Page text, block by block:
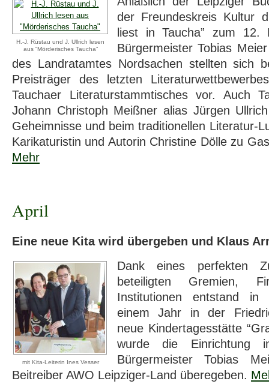
H.-J. Rüstau und J. Ullrich lesen
aus “Mörderisches Taucha”
der Freundeskreis Kultur
liest in Taucha” zum
Bürgermeister Tobias
des Landratamtes Nordsachen stellten sich
Preisträger des letzten
Tauchaer Literaturstammtisches vor. Auch
Johann Christoph Meißner alias Jürgen
Geheimnisse und beim traditionellen Literatur-
Karikaturistin und Autorin Christine Dölle zu
Mehr
April
Eine neue Kita wird übergeben und Klaus
mit Kita-Leiterin Ines Vesser
Dank eines perfekten
beteiligten Gremien,
Institutionen entstand
einem Jahr in der
neue Kindertagesstätte
wurde die Einrichtung
Bürgermeister Tobias
Beitreiber AWO Leipziger-Land überegeben.